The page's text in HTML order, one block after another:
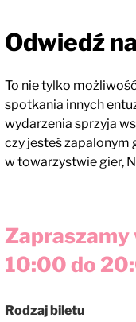
Odwiedź
To nie tylko
spotkania innych
wydarzenia sprzyja
czy jesteś zapalonym
w towarzystwie gier,
Zapraszamy
10:00 do
Rodzaj biletu